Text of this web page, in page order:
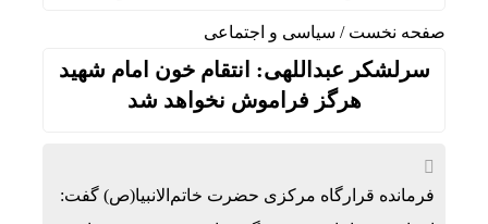
صفحه نخست / سیاسی و اجتماعی
سرلشکر عبداللهی: انتقام خون امام شهید
هرگز فراموش نخواهد شد
فرمانده قرارگاه مرکزی حضرت خاتم‌الانبیا(ص) گفت: